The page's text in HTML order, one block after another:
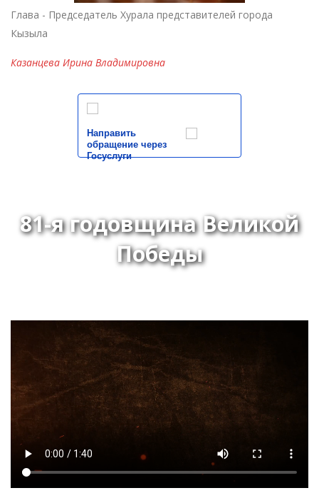
Глава - Председатель Хурала представителей города
Кызыла
Казанцева Ирина Владимировна
Направить
обращение через
Госуслуги
81-я годовщина Великой
Победы